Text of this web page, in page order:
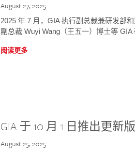
August 27, 2025
2025 年 7 月，GIA 执行副总裁兼研发部
副总裁 Wuyi Wang（王五一）博士等
阅读更多
GIA 于 10 月 1 日推出更
August 25, 2025